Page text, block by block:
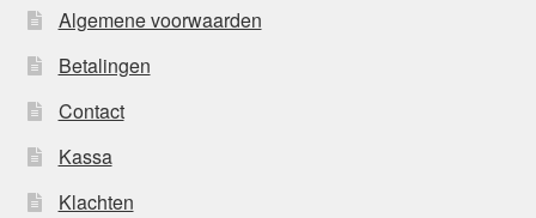
Algemene voorwaarden
Betalingen
Contact
Kassa
Klachten